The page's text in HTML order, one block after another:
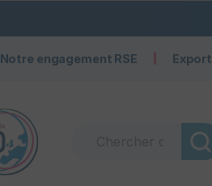
Notre engagement RSE Export